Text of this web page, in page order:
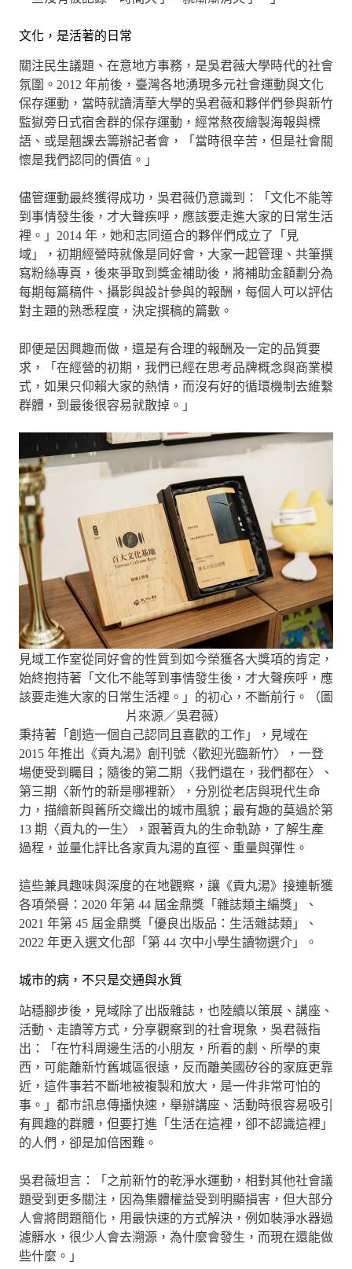
文化，是活著的日常
關注民生議題、在意地方事務，是吳君薇大學時代的社會
氛圍。2012 年前後，臺灣各地湧現多元社會運動與文化
保存運動，當時就讀清華大學的吳君薇和夥伴們參與新竹
監獄旁日式宿舍群的保存運動，經常熬夜繪製海報與標
語、或是翹課去籌辦記者會，「當時很辛苦，但是社會關
懷是我們認同的價值。」
儘管運動最終獲得成功，吳君薇仍意識到：「文化不能等
到事情發生後，才大聲疾呼，應該要走進大家的日常生活
裡。」2014 年，她和志同道合的夥伴們成立了「見
域」，初期經營時就像是同好會，大家一起管理、共筆撰
寫粉絲專頁，後來爭取到獎金補助後，將補助金額劃分為
每期每篇稿件、攝影與設計參與的報酬，每個人可以評估
對主題的熟悉程度，決定撰稿的篇數。
即便是因興趣而做，還是有合理的報酬及一定的品質要
求，「在經營的初期，我們已經在思考品牌概念與商業模
式，如果只仰賴大家的熱情，而沒有好的循環機制去維繫
群體，到最後很容易就散掉。」
見域工作室從同好會的性質到如今榮獲各大獎項的肯定，
始終抱持著「文化不能等到事情發生後，才大聲疾呼，應
該要走進大家的日常生活裡。」的初心，不斷前行。（圖
片來源／吳君薇）
秉持著「創造一個自己認同且喜歡的工作」，見域在
2015 年推出《貢丸湯》創刊號〈歡迎光臨新竹〉，一登
場便受到矚目；隨後的第二期〈我們還在，我們都在〉、
第三期〈新竹的新是哪裡新〉，分別從老店與現代生命
力，描繪新與舊所交織出的城市風貌；最有趣的莫過於第
13 期〈貢丸的一生〉，跟著貢丸的生命軌跡，了解生產
過程，並量化評比各家貢丸湯的直徑、重量與彈性。
這些兼具趣味與深度的在地觀察，讓《貢丸湯》接連斬獲
各項榮譽：2020 年第 44 屆金鼎獎「雜誌類主編獎」、
2021 年第 45 屆金鼎獎「優良出版品：生活雜誌類」、
2022 年更入選文化部「第 44 次中小學生讀物選介」。
城市的病，不只是交通與水質
站穩腳步後，見域除了出版雜誌，也陸續以策展、講座、
活動、走讀等方式，分享觀察到的社會現象，吳君薇指
出：「在竹科周邊生活的小朋友，所看的劇、所學的東
西，可能離新竹舊城區很遠，反而離美國矽谷的家庭更靠
近，這件事若不斷地被複製和放大，是一件非常可怕的
事。」都市訊息傳播快速，舉辦講座、活動時很容易吸引
有興趣的群體，但要打進「生活在這裡，卻不認識這裡」
的人們，卻是加倍困難。
吳君薇坦言：「之前新竹的乾淨水運動，相對其他社會議
題受到更多關注，因為集體權益受到明顯損害，但大部分
人會將問題簡化，用最快速的方式解決，例如裝淨水器過
濾髒水，很少人會去溯源，為什麼會發生，而現在還能做
些什麼。」